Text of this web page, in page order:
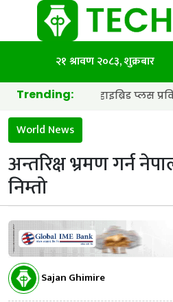
२१ श्रावण २०८३, शुक्रबार
Trending:
ब्याट्री र हाइब्रिड प्लस प्रविधिबाट
World News
अन्तरिक्ष भ्रमण गर्न
निम्तो
Sajan Ghimire